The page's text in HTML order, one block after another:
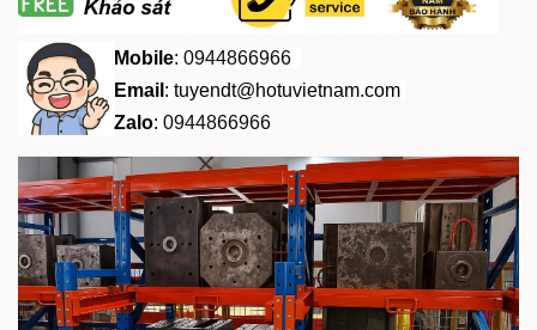
Mobile: 0944866966
Email : tuyendt@hotuvietnam.com
Zalo: 0944866966